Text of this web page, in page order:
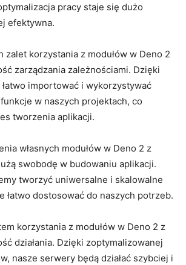
pracy staje się dużo
efektywna.
zalet korzystania z ⁣modułów w⁤ Deno 2​
‍zarządzania⁣ zależnościami. Dzięki
łatwo importować i ⁣wykorzystywać
w naszych⁣ projektach, co
tworzenia aplikacji.
własnych modułów ⁤w⁣ Deno 2 z⁤
swobodę w budowaniu aplikacji.
tworzyć uniwersalne i skalowalne
łatwo dostosować do⁣ naszych potrzeb.
korzystania z‌ modułów ​w Deno 2 z⁢
działania. Dzięki zoptymalizowanej
nasze​ serwery będą‍ działać szybciej i